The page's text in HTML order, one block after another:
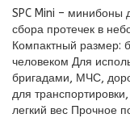
SPC Mini – минибоны
сбора протечек в
Компактный размер:
человеком Для
бригадами, МЧС,
для
легкий вес Прочное